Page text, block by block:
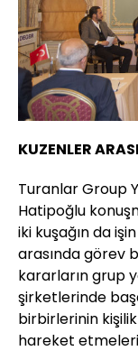
KUZENLER
Turanlar Group
Hatipoğlu
iki kuşağın da
arasında görev
kararların grup
şirketlerinde
birbirlerinin
hareket etmeleri